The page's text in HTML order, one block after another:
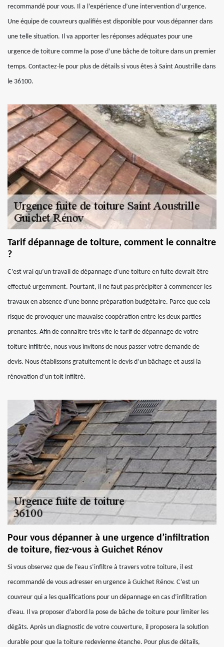
recommandé pour vous. Il a l’expérience d’une intervention d’urgence.
Une équipe de couvreurs qualifiés est disponible pour vous dépanner dans
une telle situation. Il va apporter les réponses adéquates pour une
urgence de toiture comme la pose d’une bâche de toiture dans un premier
temps. Contactez-le pour plus de détails si vous êtes à Saint Aoustrille dans
le 36100.
Tarif dépannage de toiture, comment le connaitre
?
C’est vrai qu’un travail de dépannage d’une toiture en fuite devrait être
effectué urgemment. Pourtant, il ne faut pas précipiter à commencer les
travaux en absence d’une bonne préparation budgétaire. Parce que cela
risque de provoquer une mauvaise coopération entre les deux parties
prenantes. Afin de connaitre très vite le tarif de dépannage de votre
toiture infiltrée, nous vous invitons de nous passer votre demande de
devis. Nous établissons gratuitement le devis d’un bâchage et aussi la
rénovation d’un toit infiltré.
Pour vous dépanner à une urgence d’infiltration
de toiture, fiez-vous à Guichet Rénov
Si vous observez que de l’eau s’infiltre à travers votre toiture, il est
recommandé de vous adresser en urgence à Guichet Rénov. C’est un
couvreur qui a les qualifications pour un dépannage en cas d’infiltration
d’eau. Il va proposer d’abord la pose de bâche de toiture pour limiter les
dégâts. Après un diagnostic de votre couverture, il proposera la solution
durable pour que la toiture redevienne étanche. Pour plus de détails,